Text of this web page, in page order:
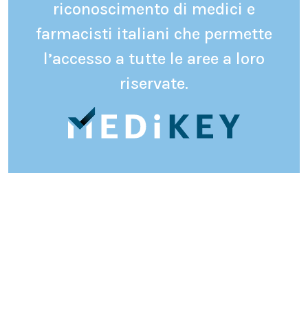
riconoscimento di medici e
farmacisti italiani che permette
l’accesso a tutte le aree a loro
riservate.